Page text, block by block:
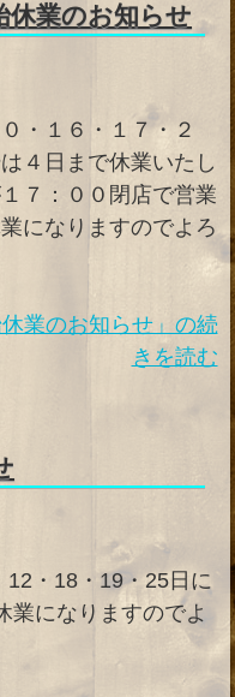
休業のお知らせ
・１６・１７・２
４日まで休業いたし
７：００閉店で営業
になりますのでよろ
業のお知らせ」の続
きを読む
・18・19・25日に
業になりますのでよ